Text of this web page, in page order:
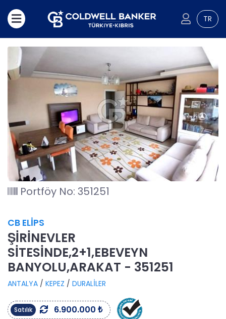
TR
Portföy No: 351251
CB ELİPS
ŞİRİNEVLER
SİTESİNDE,2+1,EBEVEYN
BANYOLU,ARAKAT - 351251
ANTALYA / KEPEZ / DURALİLER
Satılık 6.900.000 ₺